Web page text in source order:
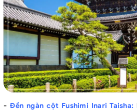
-Đền ngàn cột Fushimi Inari Taisha: